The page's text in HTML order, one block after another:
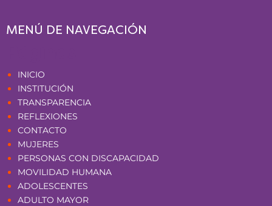
MENÚ DE NAVEGACIÓN
INICIO
INSTITUCIÓN
TRANSPARENCIA
REFLEXIONES
CONTACTO
MUJERES
PERSONAS CON DISCAPACIDAD
MOVILIDAD HUMANA
ADOLESCENTES
ADULTO MAYOR